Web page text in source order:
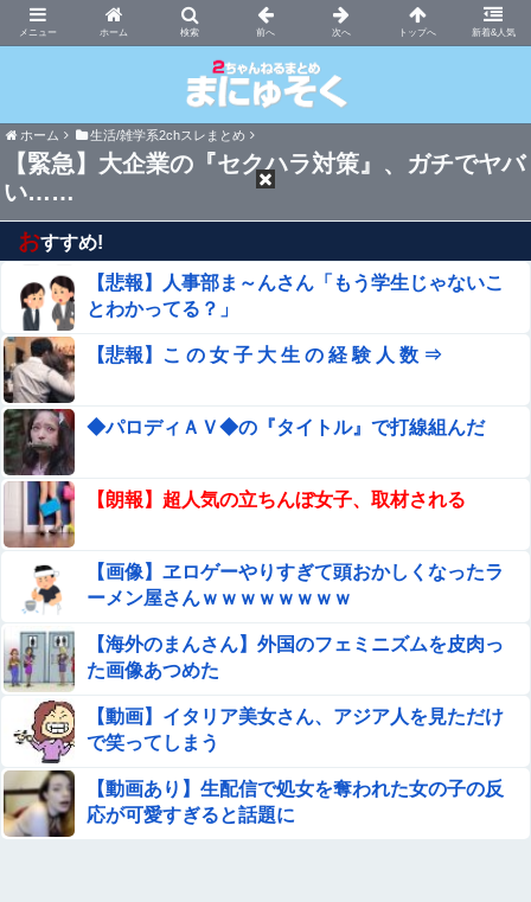
ホーム 新着&人気
まにゅそく 2chまとめニュース速報VIP
ホーム 生活/雑学系2chスレまとめ
【緊急】大企業の『セクハラ対策』、ガチでヤバ
い……
おすすめ!
【悲報】人事部ま～んさん「もう学生じゃないこ
とわかってる？」
【悲報】こ の 女 子 大 生 の 経 験 人 数 ⇒
◆パロディＡＶ◆の『タイトル』で打線組んだ
【朗報】超人気の立ちんぼ女子、取材される
【画像】ヱロゲーやりすぎて頭おかしくなったラ
ーメン屋さんｗｗｗｗｗｗｗｗ
【海外のまんさん】外国のフェミニズムを皮肉っ
た画像あつめた
【動画】イタリア美女さん、アジア人を見ただけ
で笑ってしまう
【動画あり】生配信で処女を奪われた女の子の反
応が可愛すぎると話題に